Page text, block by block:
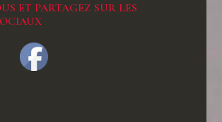
ET PARTAGEZ SUR LES